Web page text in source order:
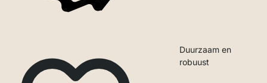
Duurzaam en
robuust